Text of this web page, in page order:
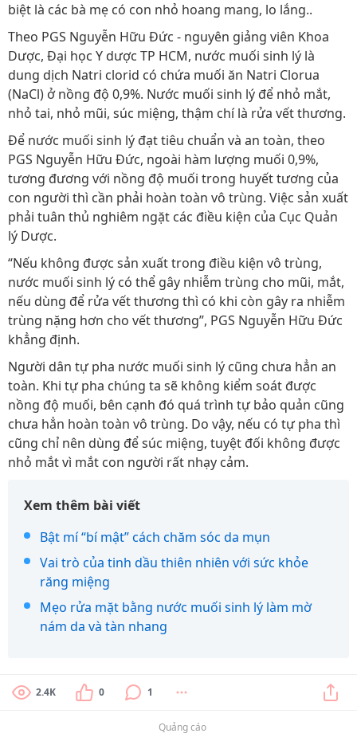
biệt là các bà mẹ có con nhỏ hoang mang, lo lắng..
Theo PGS Nguyễn Hữu Đức - nguyên giảng viên Khoa
Dược, Đại học Y dược TP HCM, nước muối sinh lý là
dung dịch Natri clorid có chứa muối ăn Natri Clorua
(NaCl) ở nồng độ 0,9%. Nước muối sinh lý để nhỏ mắt,
nhỏ tai, nhỏ mũi, súc miệng, thậm chí là rửa vết thương.
Để nước muối sinh lý đạt tiêu chuẩn và an toàn, theo
PGS Nguyễn Hữu Đức, ngoài hàm lượng muối 0,9%,
tương đương với nồng độ muối trong huyết tương của
con người thì cần phải hoàn toàn vô trùng. Việc sản xuất
phải tuân thủ nghiêm ngặt các điều kiện của Cục Quản
lý Dược.
“Nếu không được sản xuất trong điều kiện vô trùng,
nước muối sinh lý có thể gây nhiễm trùng cho mũi, mắt,
nếu dùng để rửa vết thương thì có khi còn gây ra nhiễm
trùng nặng hơn cho vết thương”, PGS Nguyễn Hữu Đức
khẳng định.
Người dân tự pha nước muối sinh lý cũng chưa hẳn an
toàn. Khi tự pha chúng ta sẽ không kiểm soát được
nồng độ muối, bên cạnh đó quá trình tự bảo quản cũng
chưa hẳn hoàn toàn vô trùng. Do vậy, nếu có tự pha thì
cũng chỉ nên dùng để súc miệng, tuyệt đối không được
nhỏ mắt vì mắt con người rất nhạy cảm.
Xem thêm bài viết
Bật mí “bí mật” cách chăm sóc da mụn
Vai trò của tinh dầu thiên nhiên với sức khỏe
răng miệng
Mẹo rửa mặt bằng nước muối sinh lý làm mờ
nám da và tàn nhang
2.4K 0 1
Quảng cáo